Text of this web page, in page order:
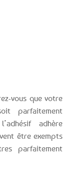
vous que votre
parfaitement
adhère
être exempts
parfaitement